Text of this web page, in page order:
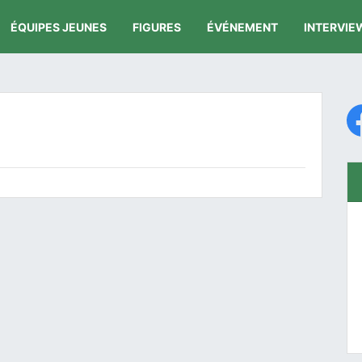
ÉQUIPES JEUNES FIGURES ÉVÉNEMENT